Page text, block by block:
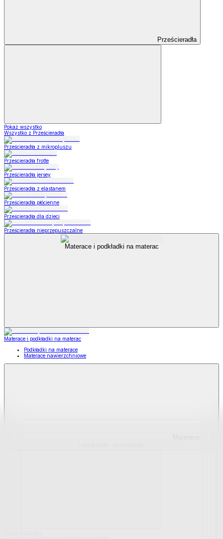
Prześcieradła
Pokaż wszystko
Wszystko z Prześcieradła
Prześcieradła z mikropluszu
Prześcieradła frotte
Prześcieradła jersey
Prześcieradła z elastanem
Prześcieradła płócienne
Prześcieradła dla dzieci
Prześcieradła nieprzepuszczalne
Materace i podkładki na materac
Materace i podkładki na materac
Podkładki na materace
Materace nawierzchniowe